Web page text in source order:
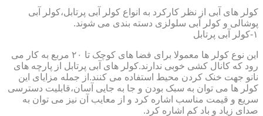
کولر های آبی از نظر کارکرد به انواع کولر آبی پرتابل،کولر آبی
پوشالی و کولر آبی سلولزی دسته بندی می شوند.
۱-کولر آبی پرتابل
این نوع کولر ها معمولا برای فضا های کوچک تا ۲۰ مربع به کار می
رود که کانال کشی خوبی ندارند.کولر های آبی پرتابل از پارچه های
نانو جهت خنک کردن محیط استفاده می کنند.از جمله مزایای این
کولر ها می توان به سبک بودن و جا به جایی آسان،قابلیت دسترسی
سریع و قیمت مناسب اشاره کرد و از معایب آن نیز می توان به
صدای زیاد و باد کم اشاره کرد.